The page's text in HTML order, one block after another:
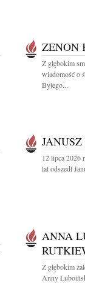
ZENON
Z głębokim
wiadomość o
Byłego...
12 lipca 2026
lat odszedł
ANNA
Z głębokim
Anny